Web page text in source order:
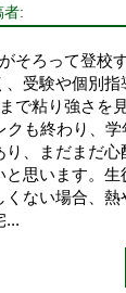
者:
そろって登校
受験や個別指
で粘り強さを
クも終わり、
り、まだまだ
思います。生
くない場合、
...